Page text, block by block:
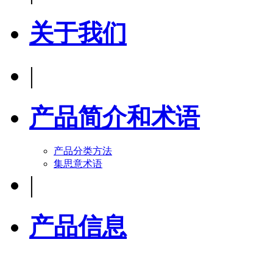
关于我们
|
产品简介和术语
产品分类方法
集思意术语
|
产品信息